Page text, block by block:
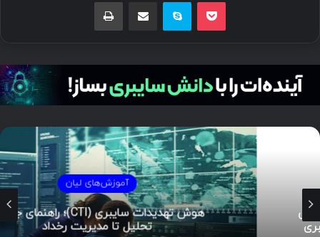
آموزش‌های لیان
هوش تهدیدات سایبری (CTI)؛ راهنمای جامع از
تحلیل تا مدیریت رخداد